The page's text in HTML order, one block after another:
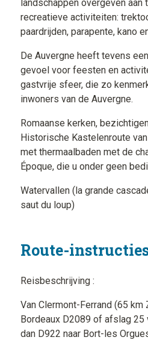
landschappen overgeven
recreatieve activiteiten:
paardrijden, parapente, kano
De Auvergne heeft tevens
gevoel voor feesten en
gastvrije sfeer, die zo
inwoners van de Auvergne.
Romaanse kerken,
Historische Kastelenroute
met thermaalbaden met de
Époque, die u onder geen
Watervallen (la grande
saut du loup)
Route-
Reisbeschrijving :
Van Clermont-Ferrand (65
Bordeaux D2089 of afslag
dan D922 naar Bort-les